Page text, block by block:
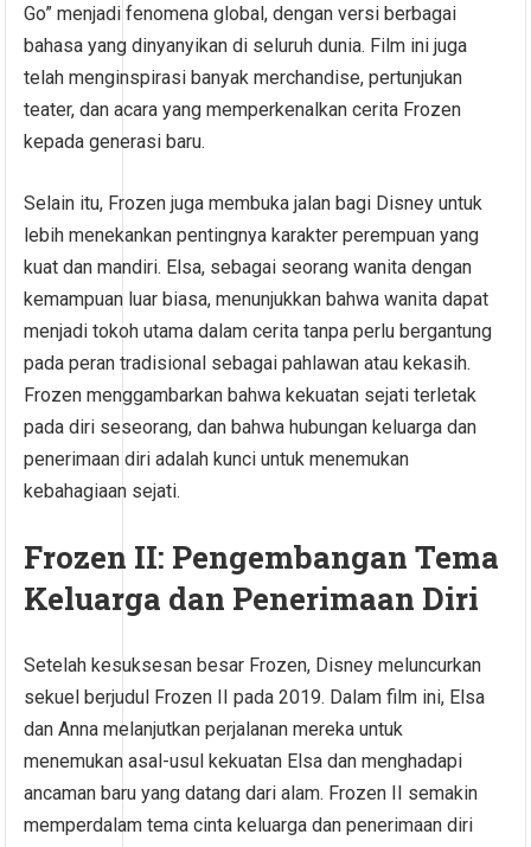
Go” menjadi fenomena global, dengan versi berbagai
bahasa yang dinyanyikan di seluruh dunia. Film ini juga
telah menginspirasi banyak merchandise, pertunjukan
teater, dan acara yang memperkenalkan cerita Frozen
kepada generasi baru.
Selain itu, Frozen juga membuka jalan bagi Disney untuk
lebih menekankan pentingnya karakter perempuan yang
kuat dan mandiri. Elsa, sebagai seorang wanita dengan
kemampuan luar biasa, menunjukkan bahwa wanita dapat
menjadi tokoh utama dalam cerita tanpa perlu bergantung
pada peran tradisional sebagai pahlawan atau kekasih.
Frozen menggambarkan bahwa kekuatan sejati terletak
pada diri seseorang, dan bahwa hubungan keluarga dan
penerimaan diri adalah kunci untuk menemukan
kebahagiaan sejati.
Frozen II: Pengembangan Tema
Keluarga dan Penerimaan Diri
Setelah kesuksesan besar Frozen, Disney meluncurkan
sekuel berjudul Frozen II pada 2019. Dalam film ini, Elsa
dan Anna melanjutkan perjalanan mereka untuk
menemukan asal-usul kekuatan Elsa dan menghadapi
ancaman baru yang datang dari alam. Frozen II semakin
memperdalam tema cinta keluarga dan penerimaan diri